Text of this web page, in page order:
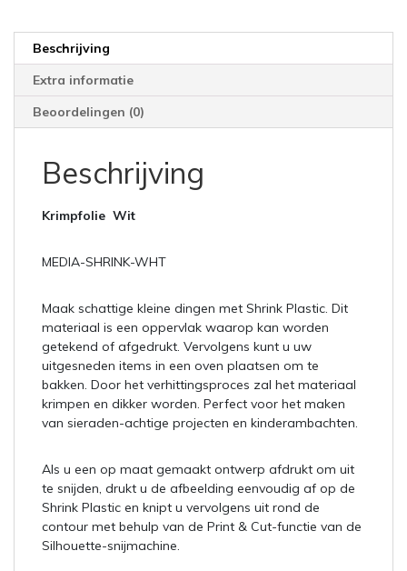
Beschrijving
Extra informatie
Beoordelingen (0)
Beschrijving
Krimpfolie Wit
MEDIA-SHRINK-WHT
Maak schattige kleine dingen met Shrink Plastic. Dit
materiaal is een oppervlak waarop kan worden
getekend of afgedrukt. Vervolgens kunt u uw
uitgesneden items in een oven plaatsen om te
bakken. Door het verhittingsproces zal het materiaal
krimpen en dikker worden. Perfect voor het maken
van sieraden-achtige projecten en kinderambachten.
Als u een op maat gemaakt ontwerp afdrukt om uit
te snijden, drukt u de afbeelding eenvoudig af op de
Shrink Plastic en knipt u vervolgens uit rond de
contour met behulp van de Print & Cut-functie van de
Silhouette-snijmachine.